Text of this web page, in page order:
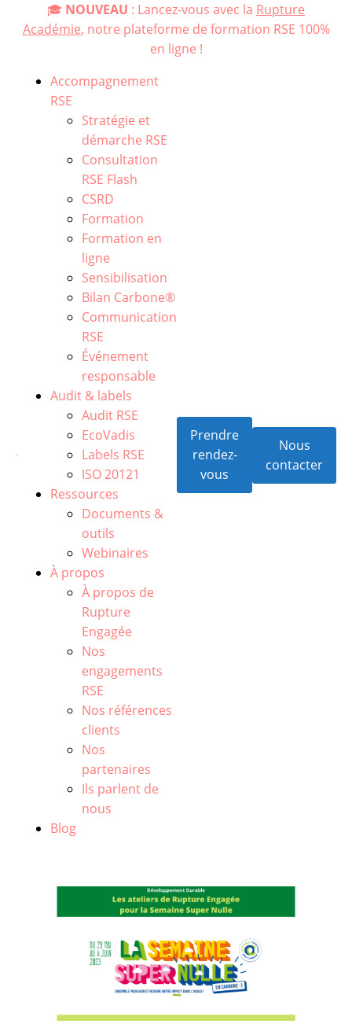
🎓 NOUVEAU : Lancez-vous avec la Rupture
Académie, notre plateforme de formation RSE 100%
en ligne !
Accompagnement
RSE
Stratégie et
démarche RSE
Consultation
RSE Flash
CSRD
Formation
Formation en
ligne
Sensibilisation
Bilan Carbone®
Communication
RSE
Événement
responsable
Audit & labels
Audit RSE
EcoVadis
Labels RSE
ISO 20121
Ressources
Documents &
outils
Webinaires
À propos
À propos de
Rupture
Engagée
Nos
engagements
RSE
Nos références
clients
Nos
partenaires
Ils parlent de
nous
Blog
Prendre
rendez-
vous
Nous
contacter